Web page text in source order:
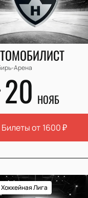
Арена
20 НОЯБ
Билеты от 1600₽
Лига